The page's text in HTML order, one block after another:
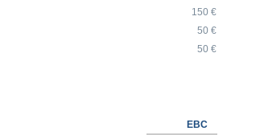
150 €
50 €
50 €
EBC